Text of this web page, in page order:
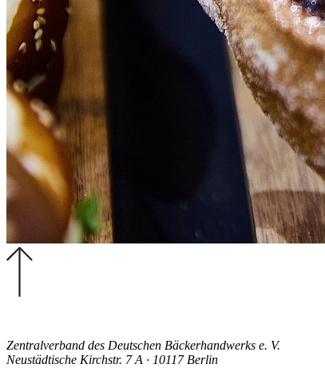
Zentralverband des Deutschen Bäckerhandwerks e. V.
Neustädtische Kirchstr. 7 A · 10117 Berlin